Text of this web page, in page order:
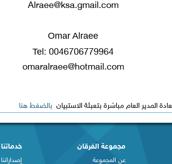
Alraee@ksa.gmail.com
Omar Alraee
Tel: 0046706779964
omaralraee@hotmail.com
العام مباشرة بتعبئة الاستبيان بالضغط هنا
خدماتنا
إصداراتنا
مجموعة الفرقان
عن المجموعة